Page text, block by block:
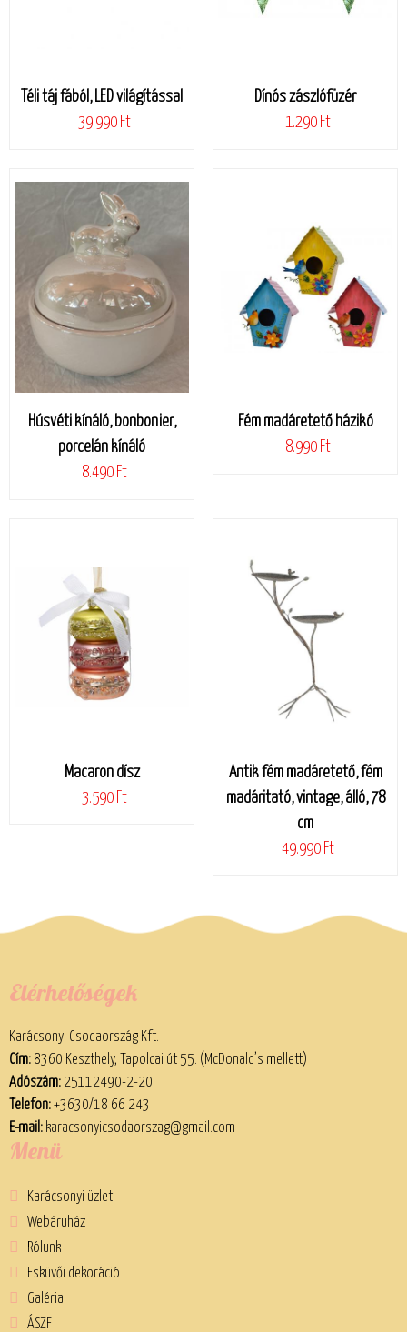
Téli táj fából, LED világítással
39.990 Ft
Dínós zászlófüzér
1.290 Ft
Húsvéti kínáló, bonbonier,
porcelán kínáló
8.490 Ft
Fém madáretető házikó
8.990 Ft
Macaron dísz
3.590 Ft
Antik fém madáretető, fém
madáritató, vintage, álló, 78
cm
49.990 Ft
Elérhetőségek
Karácsonyi Csodaország Kft.
Cím:8360 Keszthely, Tapolcai út 55. (McDonald’s mellett)
Adószám:25112490-2-20
Telefon:+3630/18 66 243
E-mail: karacsonyicsodaorszag@gmail.com
Menü
Karácsonyi üzlet
Webáruház
Rólunk
Esküvői dekoráció
Galéria
ÁSZF